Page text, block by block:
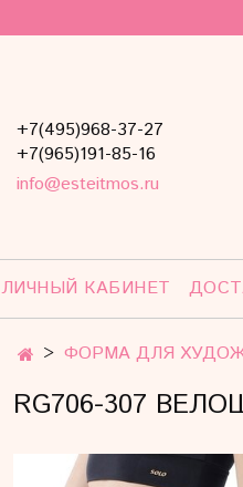
+7(495)968-37-27
+7(965)191-85-16
info@esteitmos.ru
ЛИЧНЫЙ КАБИНЕТ
ФОРМА ДЛЯ
RG706-307